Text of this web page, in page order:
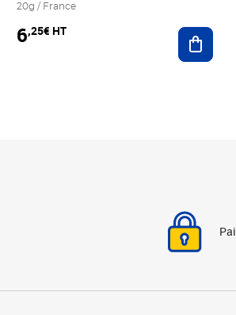
au panier
20g / France
6,25€ HT